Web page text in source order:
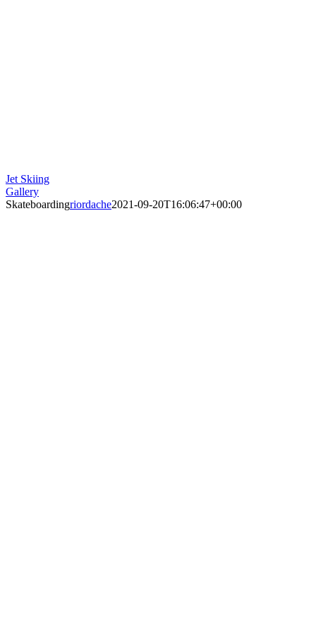
Jet Skiing
Gallery
Skateboardingriordache2021-09-20T16:06:47+00:00